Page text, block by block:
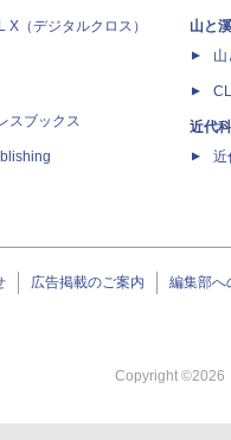
X（デジタルクロス）
スブックス
山と
山
近代
近
広告掲載のご案内 編集部へ
Copyright ©2026